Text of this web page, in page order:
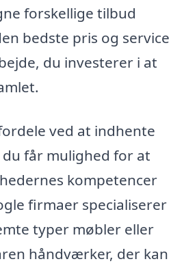
forskellige tilbud
bedste pris og service
du investerer i at
ved at indhente
får mulighed for at
kompetencer
firmaer specialiserer
typer møbler eller
håndværker, der kan